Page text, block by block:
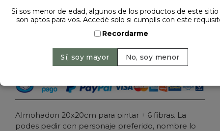
Precio: $ 22.000- $ 27.000 Ahorrás 19%
Agregar al carrito
Almohadon 20x20cm para pintar + 6 fibras. La
podes pedir con personaje preferido, nombre lo
Si sos menor de edad, algunos de los productos de este
son aptos para vos. Accedé solo si cumplís con este
Recordarme